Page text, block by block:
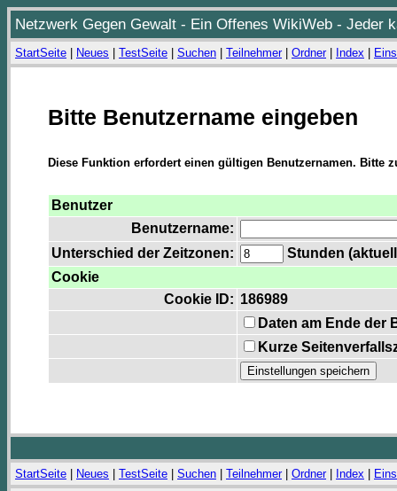
Netzwerk Gegen Gewalt - Ein Offenes WikiWeb - Jeder
StartSeite Neues TestSeite Suchen Teilnehmer| Ordner| Index
Bitte Benutzername eingeben
Diese Funktion erfordert einen gültigen Benutzernamen. Bitte
Benutzer
Benutzername:
Unterschied der Zeitzonen:
Stunden
Cookie
Cookie ID: 186989
Daten am Ende der
Kurze
StartSeite Neues TestSeite Suchen Teilnehmer| Ordner| Index